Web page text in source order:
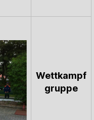
Wettkampf
gruppe